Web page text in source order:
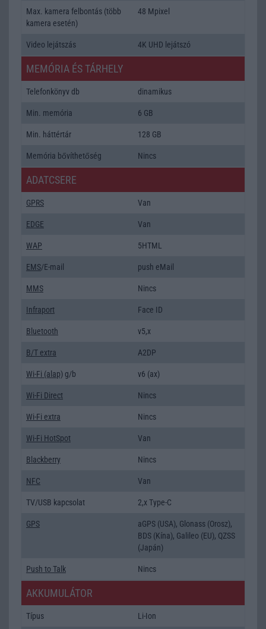
Max. kamera felbontás (több
kamera esetén)
48 Mpixel
Video lejátszás 4K UHD lejátszó
MEMÓRIA ÉS TÁRHELY
Telefonkönyv db dinamikus
Min. memória 6 GB
Min. háttértár 128 GB
Memória bővíthetőség Nincs
ADATCSERE
GPRS Van
EDGE Van
WAP 5HTML
EMS/E-mail push eMail
MMS Nincs
Infraport Face ID
Bluetooth v5,x
B/T extra A2DP
Wi-Fi (alap) g/b v6 (ax)
Wi-Fi Direct Nincs
Wi-Fi extra Nincs
Wi-Fi HotSpot Van
Blackberry Nincs
NFC Van
TV/USB kapcsolat 2,x Type-C
GPS
aGPS (USA), Glonass (Orosz),
BDS (Kína), Galileo (EU), QZSS
(Japán)
Push to Talk Nincs
AKKUMULÁTOR
Típus Li-Ion